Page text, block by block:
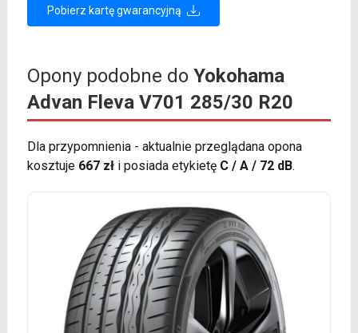
Pobierz kartę gwarancyjną
Opony podobne do Yokohama
Advan Fleva V701 285/30 R20
Dla przypomnienia - aktualnie przeglądana opona
kosztuje 667 złi posiada etykietę C / A / 72 dB.